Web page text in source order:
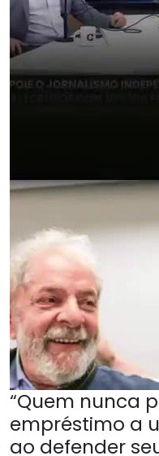
“Quem nunca
empréstimo a
ao defender